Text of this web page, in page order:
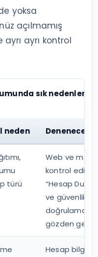
yoksa
açılmamış
ayrı kontrol
sık nedenler ve
neden Denenecek
türü
Web ve
kontrol edin;
“Hesap
ve güvenlik
gözden
Hesap